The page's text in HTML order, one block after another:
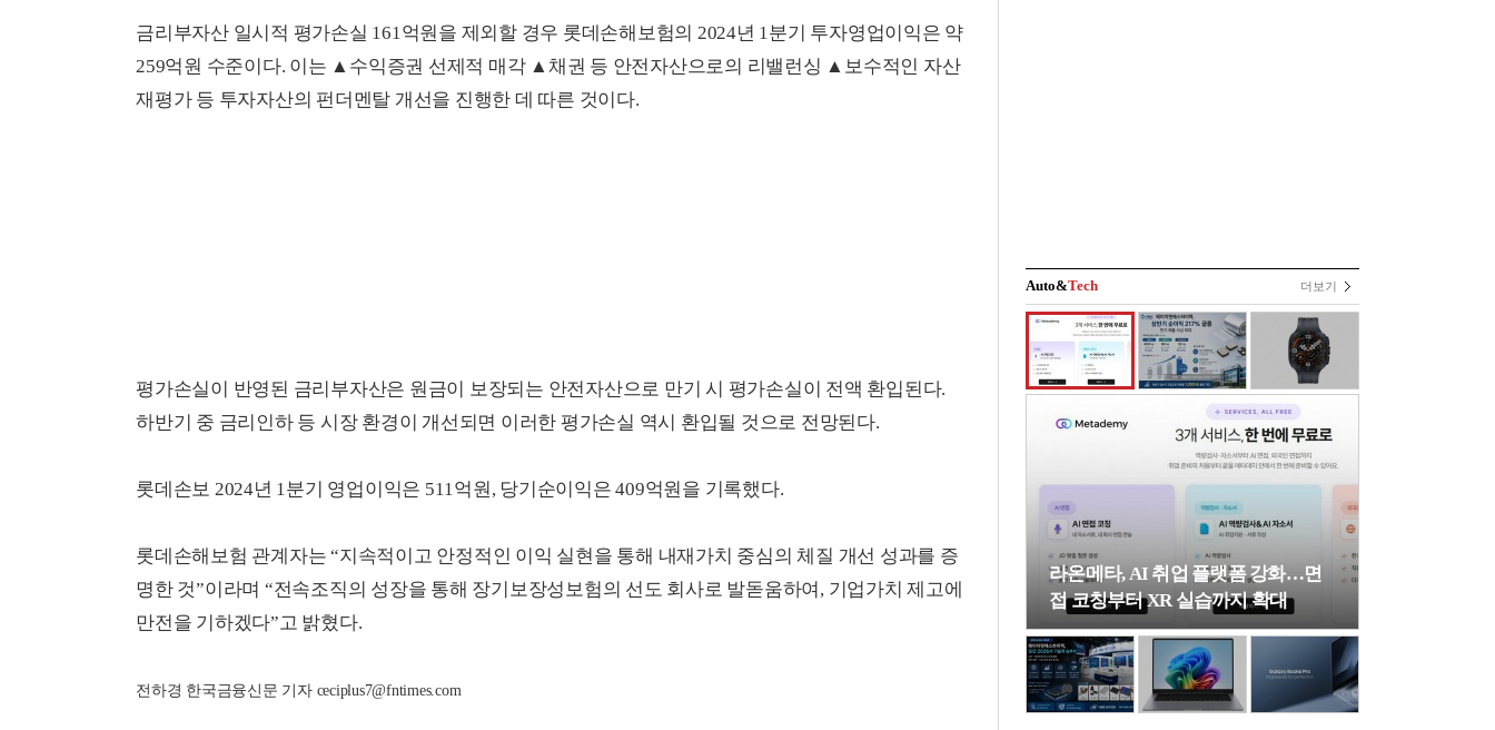
금리부자산 일시적 평가손실 161억원을 제외할 경우 롯데손해보험의 2024년 1분기 투자영업이익은 약
259억원 수준이다. 이는 ▲수익증권 선제적 매각 ▲채권 등 안전자산으로의 리밸런싱 ▲보수적인 자산
재평가 등 투자자산의 펀더멘탈 개선을 진행한 데 따른 것이다.
평가손실이 반영된 금리부자산은 원금이 보장되는 안전자산으로 만기 시 평가손실이 전액 환입된다.
하반기 중 금리인하 등 시장 환경이 개선되면 이러한 평가손실 역시 환입될 것으로 전망된다.
롯데손보 2024년 1분기 영업이익은 511억원, 당기순이익은 409억원을 기록했다.
롯데손해보험 관계자는 “지속적이고 안정적인 이익 실현을 통해 내재가치 중심의 체질 개선 성과를 증
명한 것”이라며 “전속조직의 성장을 통해 장기보장성보험의 선도 회사로 발돋움하여, 기업가치 제고에
만전을 기하겠다”고 밝혔다.
전하경 한국금융신문 기자 ceciplus7@fntimes.com
Auto&Tech 더보기
라온메타, AI 취업 플랫폼 강화…면
접 코칭부터 XR 실습까지 확대